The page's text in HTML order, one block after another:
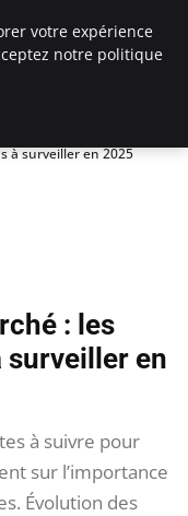
à surveiller en 2025
: les
en
à suivre pour
sur l’importance
Évolution des
votre expérience
notre politique